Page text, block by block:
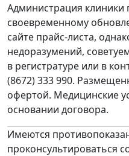
Администрация
своевременному
сайте прайс-листа,
недоразумений,
в регистратуре или в
(8672) 333 990.
офертой. Медицинские
основании договора.
Имеются
проконсультироваться